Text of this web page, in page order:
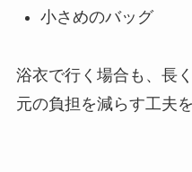
小さめのバッグ
浴衣で行く場合も、長
元の負担を減らす工夫